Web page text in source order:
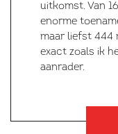
uitkomst. Van
enorme
maar liefst 444
exact zoals ik
aanrader.